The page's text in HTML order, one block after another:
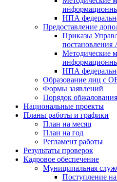
НПА
Предоставление
Приказы
Методические
НПА
Образование лиц с
Формы заявлений
Порядок обжалования
Национальные проекты
Планы работы и графики
План на месяц
План на год
Регламент работы
Результаты проверок
Кадровое обеспечение
Муниципальная
Поступление